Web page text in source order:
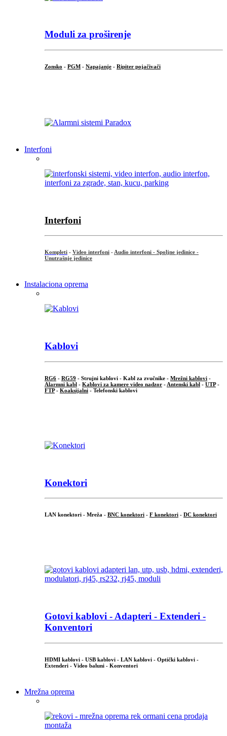
Moduli za proširenje
Zonsko - PGM - Napajanje - Ripiter pojačivači
Interfoni
Interfoni
Kompleti - Video interfoni -Audio interfoni - Spoljne jedinice -
Unutrašnje jedinice
Instalaciona oprema
Kablovi
RG6 - RG59 - Strujni kablovi - Kabl za zvučnike - Mrežni kablovi -
Alarmni kabl - Kablovi za kamere video nadzor - Antenski kabl - UTP-
FTP- Koaksijalni - Telefonski kablovi
Konektori
LAN konektori - Mreža - BNC konektori - F konektori - DC konektori
Gotovi kablovi - Adapteri - Extenderi -
Konventori
HDMI kablovi - USB kablovi - LAN kablovi - Optički kablovi -
Extenderi - Video baluni - Konventori
Mrežna oprema